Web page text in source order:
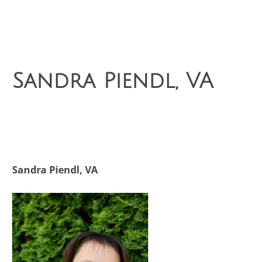
Sandra Piendl, VA
Sandra Piendl, VA